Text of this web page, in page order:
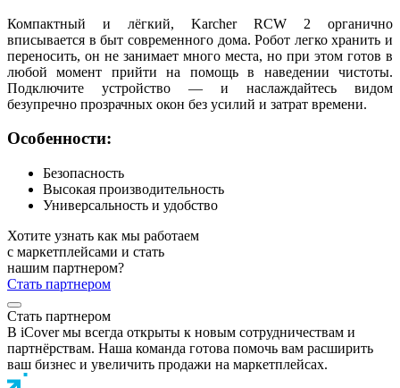
Компактный и лёгкий, Karcher RCW 2 органично
вписывается в быт современного дома. Робот легко хранить и
переносить, он не занимает много места, но при этом готов в
любой момент прийти на помощь в наведении чистоты.
Подключите устройство — и наслаждайтесь видом
безупречно прозрачных окон без усилий и затрат времени.
Особенности:
Безопасность
Высокая производительность
Универсальность и удобство
Хотите узнать как мы работаем
с маркетплейсами и стать
нашим партнером?
Стать партнером
Стать партнером
В iCover мы всегда открыты к новым сотрудничествам и
партнёрствам. Наша команда готова помочь вам расширить
ваш бизнес и увеличить продажи на маркетплейсах.